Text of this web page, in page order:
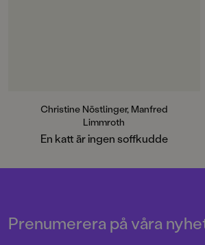
Christine Nöstlinger, Manfred
Limmroth
En katt är ingen soffkudde
Prenumerera på våra